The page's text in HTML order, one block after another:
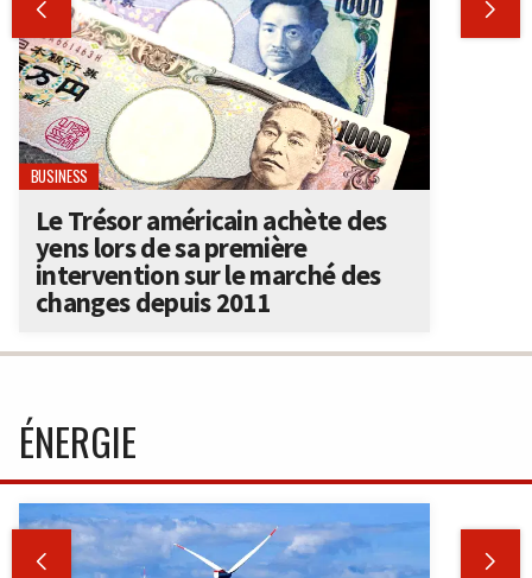
 
BUSINESS
Le Trésor américain achète des
yens lors de sa première
intervention sur le marché des
changes depuis 2011
ÉNERGIE
 